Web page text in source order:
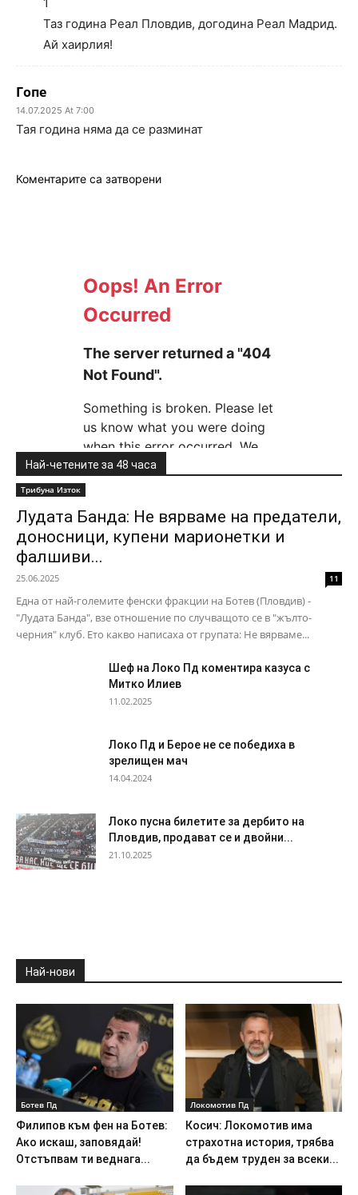
Таз година Реал Пловдив, догодина Реал Мадрид.
Ай хаирлия!
Гопе
14.07.2025 At 7:00
Тая година няма да се разминат
Коментарите са затворени
Най-четените за 48 часа
Трибуна Изток
Лудата Банда: Не вярваме на предатели,
доносници, купени марионетки и
фалшиви...
25.06.2025 11
Една от най-големите фенски фракции на Ботев (Пловдив) -
"Лудата Банда", взе отношение по случващото се в "жълто-
черния" клуб. Ето какво написаха от групата: Не вярваме...
Шеф на Локо Пд коментира казуса с
Митко Илиев
11.02.2025
Локо Пд и Берое не се победиха в
зрелищен мач
14.04.2024
Локо пусна билетите за дербито на
Пловдив, продават се и двойни...
21.10.2025
Най-нови
Ботев Пд
Филипов към фен на Ботев:
Ако искаш, заповядай!
Отстъпвам ти веднага...
Локомотив Пд
Косич: Локомотив има
страхотна история, трябва
да бъдем труден за всеки...